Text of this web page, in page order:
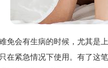
免会有生病的时候，尤其是
在紧急情况下使用。有了这